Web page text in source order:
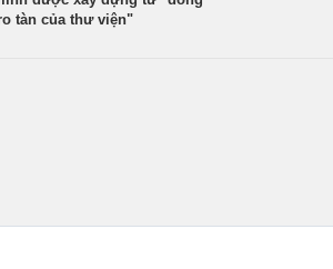
tàn của thư viện"